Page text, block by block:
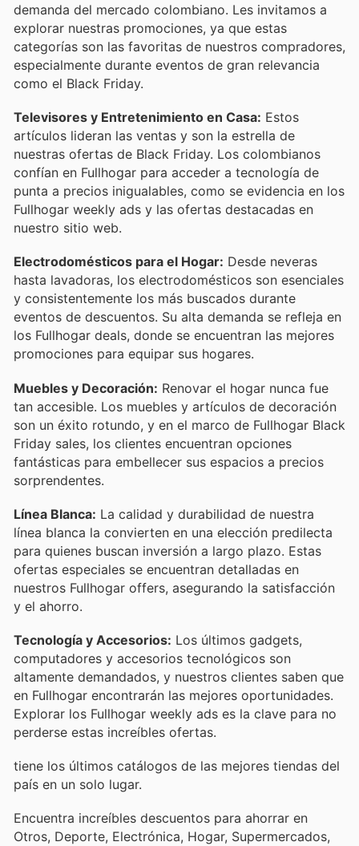
demanda del mercado colombiano. Les invitamos a
explorar nuestras promociones, ya que estas
categorías son las favoritas de nuestros compradores,
especialmente durante eventos de gran relevancia
como el Black Friday.
Televisores y Entretenimiento en Casa: Estos
artículos lideran las ventas y son la estrella de
nuestras ofertas de Black Friday. Los colombianos
confían en Fullhogar para acceder a tecnología de
punta a precios inigualables, como se evidencia en los
Fullhogar weekly ads y las ofertas destacadas en
nuestro sitio web.
Electrodomésticos para el Hogar: Desde neveras
hasta lavadoras, los electrodomésticos son esenciales
y consistentemente los más buscados durante
eventos de descuentos. Su alta demanda se refleja en
los Fullhogar deals, donde se encuentran las mejores
promociones para equipar sus hogares.
Muebles y Decoración: Renovar el hogar nunca fue
tan accesible. Los muebles y artículos de decoración
son un éxito rotundo, y en el marco de Fullhogar Black
Friday sales, los clientes encuentran opciones
fantásticas para embellecer sus espacios a precios
sorprendentes.
Línea Blanca: La calidad y durabilidad de nuestra
línea blanca la convierten en una elección predilecta
para quienes buscan inversión a largo plazo. Estas
ofertas especiales se encuentran detalladas en
nuestros Fullhogar offers, asegurando la satisfacción
y el ahorro.
Tecnología y Accesorios: Los últimos gadgets,
computadores y accesorios tecnológicos son
altamente demandados, y nuestros clientes saben que
en Fullhogar encontrarán las mejores oportunidades.
Explorar los Fullhogar weekly ads es la clave para no
perderse estas increíbles ofertas.
tiene los últimos catálogos de las mejores tiendas del
país en un solo lugar.
Encuentra increíbles descuentos para ahorrar en
Otros, Deporte, Electrónica, Hogar, Supermercados,